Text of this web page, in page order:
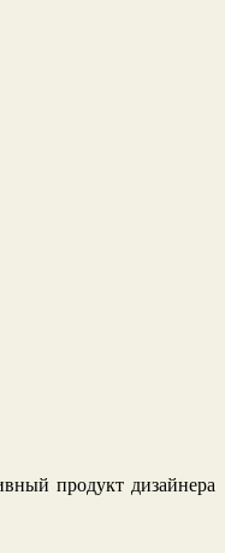
продукт дизайнера